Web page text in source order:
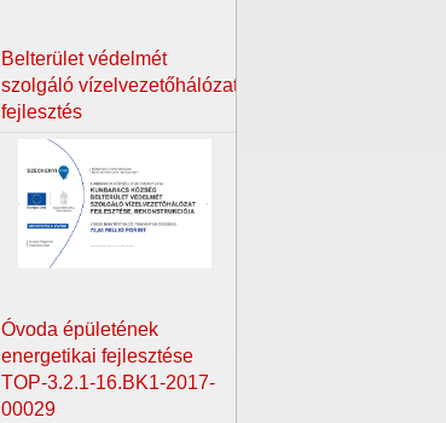
Belterület védelmét
szolgáló vízelvezetőhálózat
fejlesztés
Óvoda épületének
energetikai fejlesztése
TOP-3.2.1-16.BK1-2017-
00029